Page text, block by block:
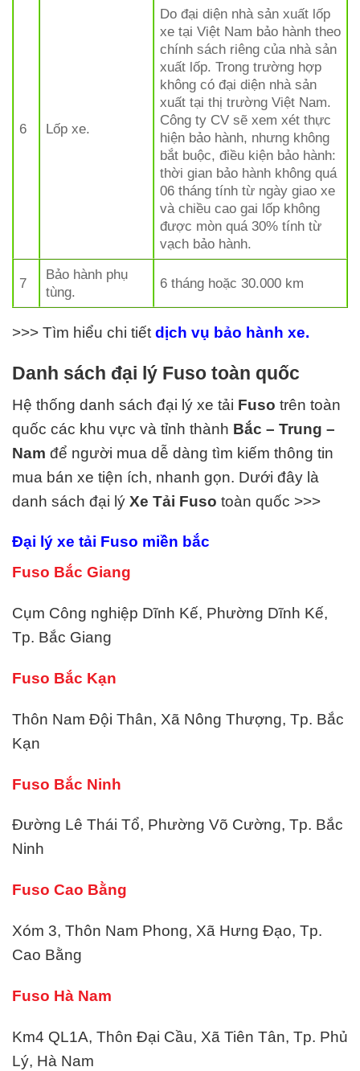
6 Lốp xe.
Do đại diện nhà sản xuất lốp
xe tại Việt Nam bảo hành theo
chính sách riêng của nhà sản
xuất lốp. Trong trường hợp
không có đại diện nhà sản
xuất tại thị trường Việt Nam.
Công ty CV sẽ xem xét thực
hiện bảo hành, nhưng không
bắt buộc, điều kiện bảo hành:
thời gian bảo hành không quá
06 tháng tính từ ngày giao xe
và chiều cao gai lốp không
được mòn quá 30% tính từ
vạch bảo hành.
7
Bảo hành phụ
tùng.
6 tháng hoặc 30.000 km
>>> Tìm hiểu chi tiết dịch vụ bảo hành xe.
Danh sách đại lý Fuso toàn quốc
Hệ thống danh sách đại lý xe tải Fuso trên toàn
quốc các khu vực và tỉnh thành Bắc – Trung –
Nam để người mua dễ dàng tìm kiếm thông tin
mua bán xe tiện ích, nhanh gọn. Dưới đây là
danh sách đại lý Xe Tải Fuso toàn quốc >>>
Đại lý xe tải Fuso miền bắc
Fuso Bắc Giang
Cụm Công nghiệp Dĩnh Kế, Phường Dĩnh Kế,
Tp. Bắc Giang
Fuso Bắc Kạn
Thôn Nam Đội Thân, Xã Nông Thượng, Tp. Bắc
Kạn
Fuso Bắc Ninh
Đường Lê Thái Tổ, Phường Võ Cường, Tp. Bắc
Ninh
Fuso Cao Bằng
Xóm 3, Thôn Nam Phong, Xã Hưng Đạo, Tp.
Cao Bằng
Fuso Hà Nam
Km4 QL1A, Thôn Đại Cầu, Xã Tiên Tân, Tp. Phủ
Lý, Hà Nam